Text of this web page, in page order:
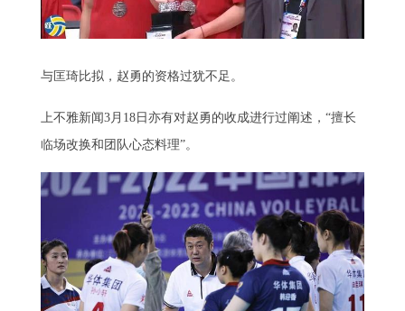
与匡琦比拟，赵勇的资格过犹不足。
上不雅新闻3月18日亦有对赵勇的收成进行过阐述，“擅长
临场改换和团队心态料理”。